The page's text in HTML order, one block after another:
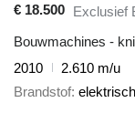
€ 18.500 Exclusief
Bouwmachines -
2010
2.610 m/u
Brandstof elektrisch